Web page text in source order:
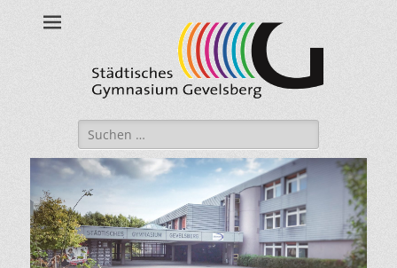
Städtisches
Gymnasium
Gevelsberg
Suche
nach: